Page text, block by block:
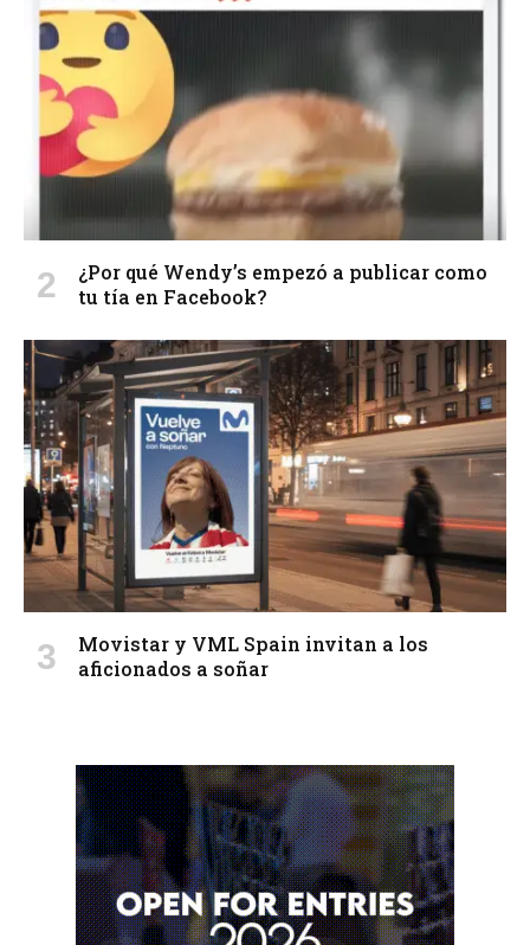
¿Por qué Wendy’s empezó a publicar como
tu tía en Facebook?
Movistar y VML Spain invitan a los
aficionados a soñar